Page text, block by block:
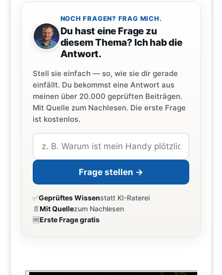
NOCH FRAGEN? FRAG MICH.
Du hast eine Frage zu
diesem Thema? Ich hab die
Antwort.
Stell sie einfach — so, wie sie dir gerade
einfällt. Du bekommst eine Antwort aus
meinen über 20.000 geprüften Beiträgen.
Mit Quelle zum Nachlesen. Die erste Frage
ist kostenlos.
Frage stellen →
✅Geprüftes Wissenstatt KI-Raterei
📄Mit Quellezum Nachlesen
🆓Erste Frage gratis